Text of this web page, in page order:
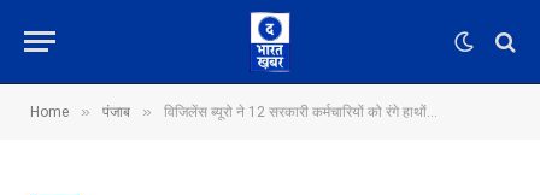
Home » पंजाब » विजिलेंस ब्यूरो ने 12 सरकारी कर्मचारियों को रंगे हाथों…